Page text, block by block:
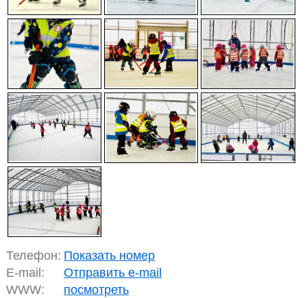
Телефон: Показать номер
E-mail:
Отправить e-mail
WWW:
посмотреть